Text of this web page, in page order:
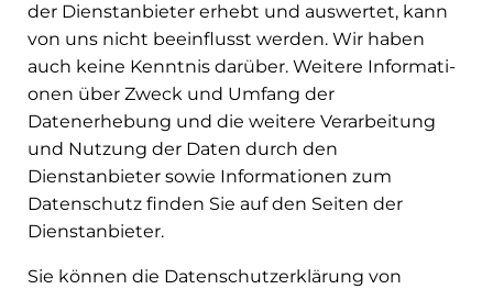
der Dienstanbieter erhebt und auswertet, kann
von uns nicht beeinflusst werden. Wir haben
auch keine Kenntnis darüber. Weitere Informati-
onen über Zweck und Umfang der
Datenerhebung und die weitere Verarbeitung
und Nutzung der Daten durch den
Dienstanbieter sowie Informationen zum
Datenschutz finden Sie auf den Seiten der
Dienstanbieter.
Sie können die Datenschutzerklärung von